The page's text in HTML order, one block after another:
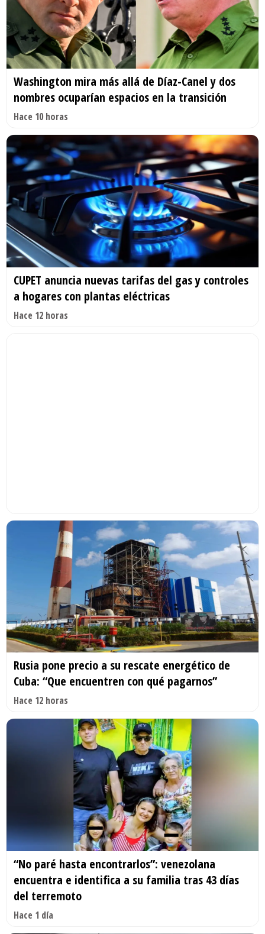
Washington mira más allá de Díaz-Canel y dos
nombres ocuparían espacios en la transición
Hace 10 horas
CUPET anuncia nuevas tarifas del gas y controles
a hogares con plantas eléctricas
Hace 12 horas
Rusia pone precio a su rescate energético de
Cuba: “Que encuentren con qué pagarnos”
Hace 12 horas
“No paré hasta encontrarlos”: venezolana
encuentra e identifica a su familia tras 43 días
del terremoto
Hace 1 día